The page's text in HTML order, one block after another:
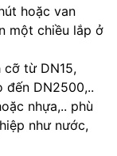
hoặc van
một chiều lắp ở
từ DN15,
đến DN2500,..
nhựa,.. phù
như nước,